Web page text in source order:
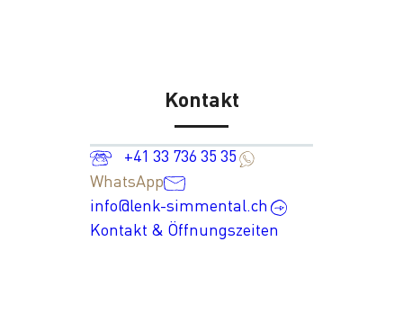
Kontakt
+41 33 736 35 35
WhatsApp
info@lenk-simmental.ch
Kontakt & Öffnungszeiten